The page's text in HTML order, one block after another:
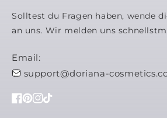
Solltest du Fragen haben, wende
an uns. Wir melden uns
Email:
support@doriana-
Facebook
Pinterest
Instagram
TikTok